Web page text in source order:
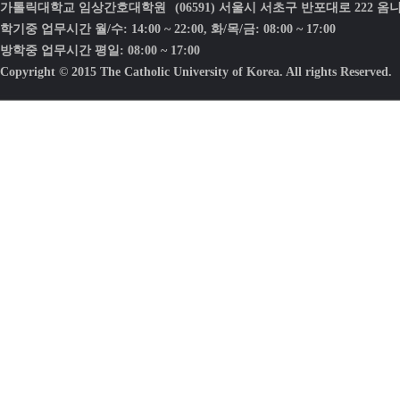
가톨릭대학교 임상간호대학원
(06591) 서울시 서초구 반포대로 222
학기중 업무시간 월/수: 14:00 ~ 22:00, 화/목/금: 08:00 ~ 17:00
방학중 업무시간 평일: 08:00 ~ 17:00
Copyright © 2015 The Catholic University of Korea. All rights Reserved.